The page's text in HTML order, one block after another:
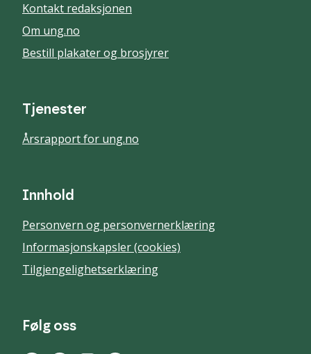
Kontakt redaksjonen
Om ung.no
Bestill plakater og brosjyrer
Tjenester
Årsrapport for ung.no
Innhold
Personvern og personvernerklæring
Informasjonskapsler (cookies)
Tilgjengelighetserklæring
Følg oss